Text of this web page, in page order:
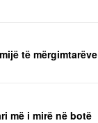
të mërgimtarëve
më i mirë në botë